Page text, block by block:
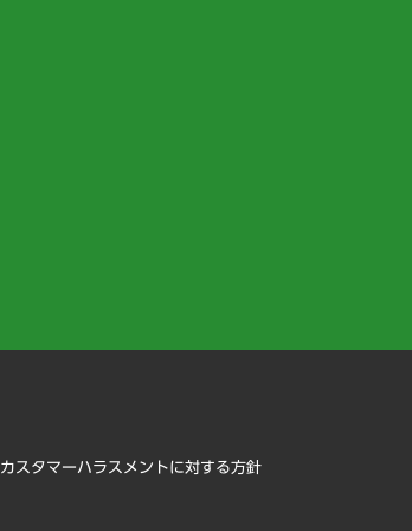
カスタマーハラスメントに対する方針